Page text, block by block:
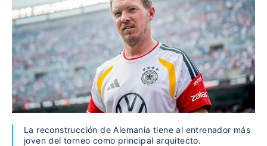
La reconstrucción de Alemania tiene al entrenador más
joven del torneo como principal arquitecto.